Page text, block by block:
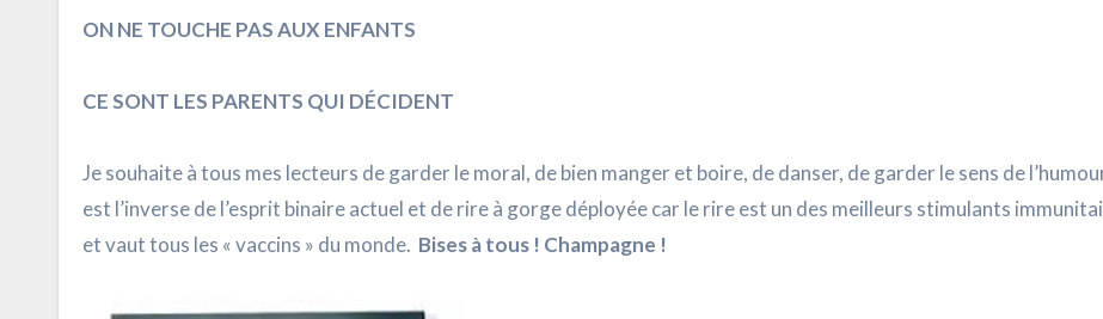
ON NE TOUCHE PAS AUX ENFANTS
CE SONT LES PARENTS QUI DÉCIDENT
Je souhaite à tous mes lecteurs de garder le moral, de bien manger et boire, de danser, de garder le sens de
est l’inverse de l’esprit binaire actuel et de rire à gorge déployée car le rire est un des meilleurs stimulants
et vaut tous les « vaccins » du monde. Bises à tous ! Champagne !